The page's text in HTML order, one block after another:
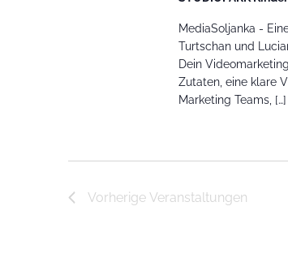
MediaSoljanka -
Turtschan und
Dein
Zutaten, eine klare
Marketing Teams, […]
Vorherige Veranstaltungen